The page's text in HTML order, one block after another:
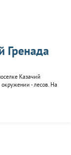
Гренада
Казачий
- лесов. На
зона,
комплекс
которого